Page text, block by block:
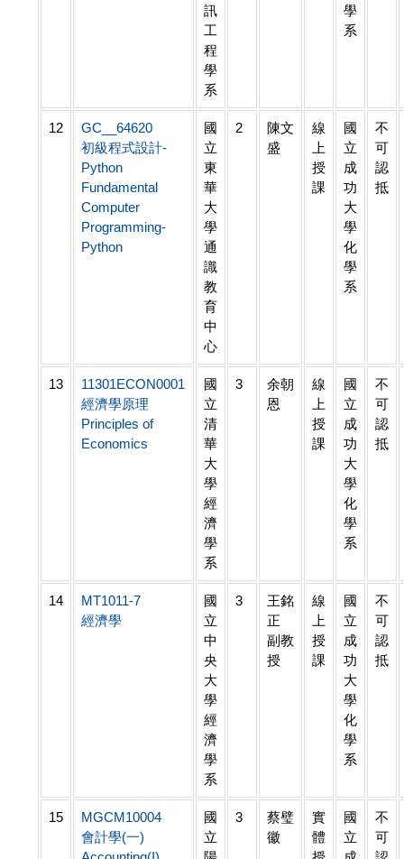
訊
工
程
學
系
學
系
12
GC__64620
初級程式設計-
Python
Fundamental
Computer
Programming-
Python
國
立
東
華
大
學
通
識
教
育
中
心
2
陳文
盛
線
上
授
課
國
立
成
功
大
學
化
學
系
不
可
認
抵
13
11301ECON0001
經濟學原理
Principles of
Economics
國
立
清
華
大
學
經
濟
學
系
3
余朝
恩
線
上
授
課
國
立
成
功
大
學
化
學
系
不
可
認
抵
14
MT1011-7
經濟學
國
立
中
央
大
學
經
濟
學
系
3
王銘
正
副教
授
線
上
授
課
國
立
成
功
大
學
化
學
系
不
可
認
抵
15
MGCM10004
會計學(一)
國
立
3
蔡璧
徽
實
體
國
立
不
可